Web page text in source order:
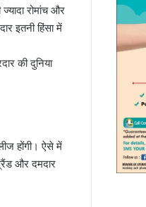
रोमांच और
इतनी हिंसा में
की दुनिया
होंगी। ऐसे में
और दमदार